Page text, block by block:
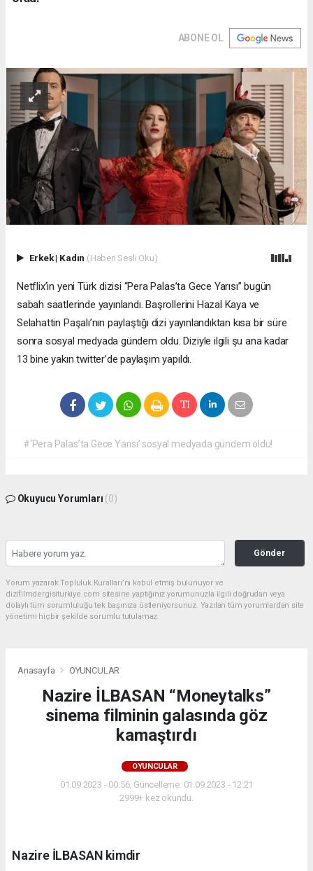
ABONE OL
Erkek| Kadın (Haberi Sesli Oku)
Netflix’in yeni Türk dizisi “Pera Palas’ta Gece Yarısı” bugün
sabah saatlerinde yayınlandı. Başrollerini Hazal Kaya ve
Selahattin Paşalı’nın paylaştığı dizi yayınlandıktan kısa bir süre
sonra sosyal medyada gündem oldu. Diziyle ilgili şu ana kadar
13 bine yakın twitter’de paylaşım yapıldı.
#‘Pera Palas’ta Gece Yarısı’ sosyal medyada gündem oldu!
Okuyucu Yorumları (0)
Gönder
Yorum yazarak Topluluk Kuralları’nı kabul etmiş bulunuyor ve
dizifilmdergisiturkiye.com sitesine yaptığınız yorumunuzla ilgili doğrudan veya
dolaylı tüm sorumluluğu tek başınıza üstleniyorsunuz. Yazılan tüm yorumlardan site
yönetimi hiçbir şekilde sorumlu tutulamaz.
Anasayfa OYUNCULAR
Nazire İLBASAN “Moneytalks”
sinema filminin galasında göz
kamaştırdı
OYUNCULAR
01.09.2023 - 00:56, Güncelleme: 01.09.2023 - 12:21
2999+ kez okundu.
Nazire İLBASAN kimdir